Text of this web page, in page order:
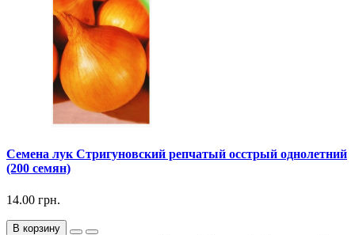
Семена лук Стригуновский репчатый осстрый однолетний
(200 семян)
14.00 грн.
В корзину